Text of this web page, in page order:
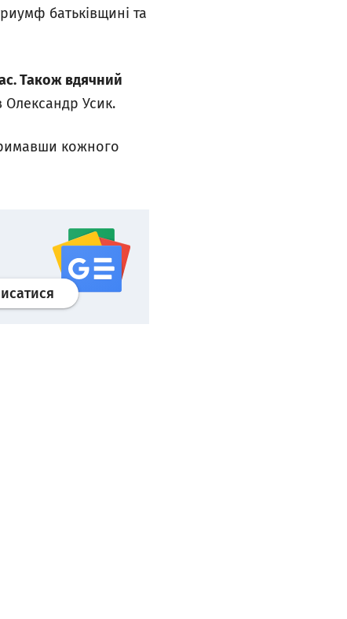
батьківщині та
Також вдячний
Олександр Усик.
кожного
Профільgoogle news